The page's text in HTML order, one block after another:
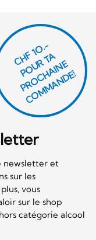
newsletter et
sur les
vous
sur le shop
catégorie alcool
CHF 1O.-
P
O
U
R
T
A
P
R
O
C
H
AI
N
E
C
O
M
M
A
N
D
E!